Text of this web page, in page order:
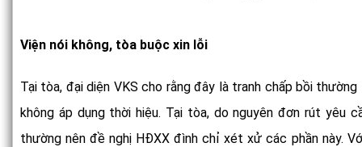
Viện nói không, tòa buộc xin lỗi
Tại tòa, đại diện VKS cho rằng đây là tranh chấp bồi
không áp dụng thời hiệu. Tại tòa, do nguyên đơn rút yêu
thường nên đề nghị HĐXX đình chỉ xét xử các phần này.